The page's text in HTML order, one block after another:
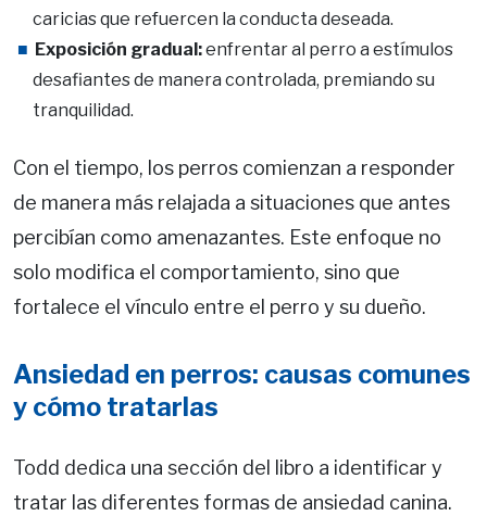
caricias que refuercen la conducta deseada.
Exposición gradual:enfrentar al perro a estímulos
desafiantes de manera controlada, premiando su
tranquilidad.
Con el tiempo, los perros comienzan a responder
de manera más relajada a situaciones que antes
percibían como amenazantes. Este enfoque no
solo modifica el comportamiento, sino que
fortalece el vínculo entre el perro y su dueño.
Ansiedad en perros: causas comunes
y cómo tratarlas
Todd dedica una sección del libro a identificar y
tratar las diferentes formas de ansiedad canina.